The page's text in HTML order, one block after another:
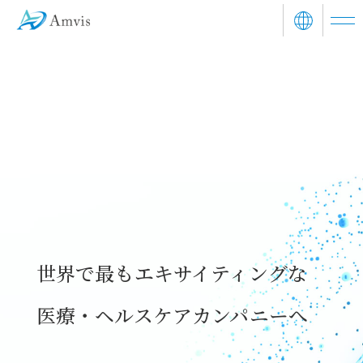
世界で最もエキサイティングな
医療・ヘルスケアカンパニーへ